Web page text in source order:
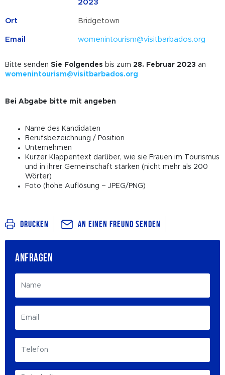
2023
Ort Bridgetown
Email womenintourism@visitbarbados.org
Bitte senden Sie Folgendes bis zum 28. Februar 2023 an
womenintourism@visitbarbados.org
Bei Abgabe bitte mit angeben
Name des Kandidaten
Berufsbezeichnung / Position
Unternehmen
Kurzer Klappentext darüber, wie sie Frauen im Tourismus
und in ihrer Gemeinschaft stärken (nicht mehr als 200
Wörter)
Foto (hohe Auflösung – JPEG/PNG)
Drucken An einen Freund senden
ANFRAGEN